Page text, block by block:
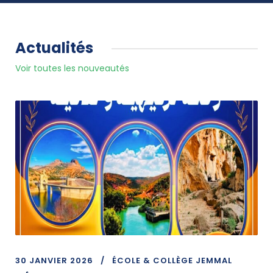
Actualités
Voir toutes les nouveautés
30 JANVIER 2026 ÉCOLE & COLLÈGE JEMMAL